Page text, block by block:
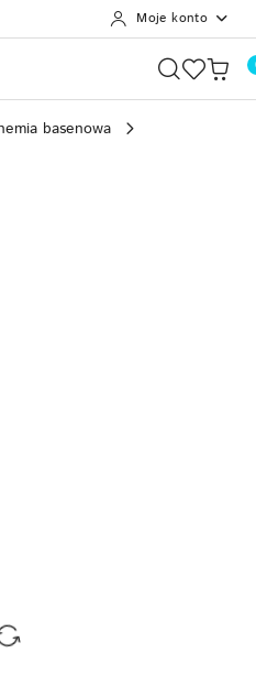
Moje konto
basenowa